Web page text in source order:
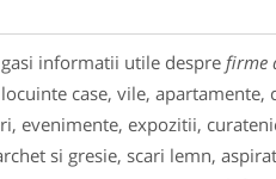
informatii utile desprefirme
case, vile, apartamente,
evenimente, expozitii,
si gresie, scari lemn,